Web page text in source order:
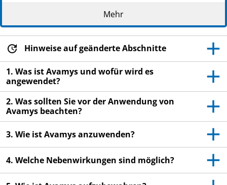
Wenn Sie weitere Fragen haben, wenden Sie sich
an Ihren Arzt oder Apotheker oder das
medizinische Fachpersonal.
Dieses Arzneimittel wurde Ihnen persönlich
verschrieben. Geben Sie es nicht an Dritte weiter.
Es kann anderen Menschen schaden, auch wenn
diese die gleichen Beschwerden haben wie Sie.
Wenn Sie Nebenwirkungen bemerken, wenden Sie
sich an Ihren Arzt oder Apotheker oder das
Nebenwirkungen, die nicht in dieser
Packungsbeilage angegeben sind. Siehe Abschnitt
4.
Mehr
Hinweise auf geänderte Abschnitte
1. Was ist Avamys und wofür wird es
angewendet?
2. Was sollten Sie vor der Anwendung von
Avamys beachten?
3. Wie ist Avamys anzuwenden?
4. Welche Nebenwirkungen sind möglich?